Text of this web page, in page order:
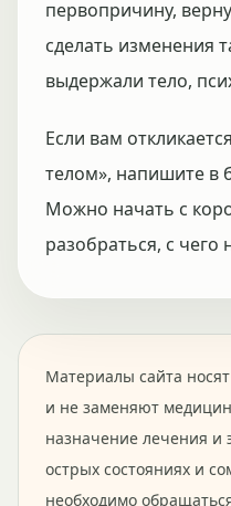
первопричину,
сделать изменения
выдержали тело,
Если вам
телом», напишите в
Можно начать с
разобраться, с чего
Материалы сайта
и не заменяют
назначение лечения
острых состояниях и
необходимо